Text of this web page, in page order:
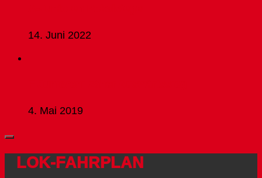
14. Juni 2022
4. Mai 2019
LOK-FAHRPLAN